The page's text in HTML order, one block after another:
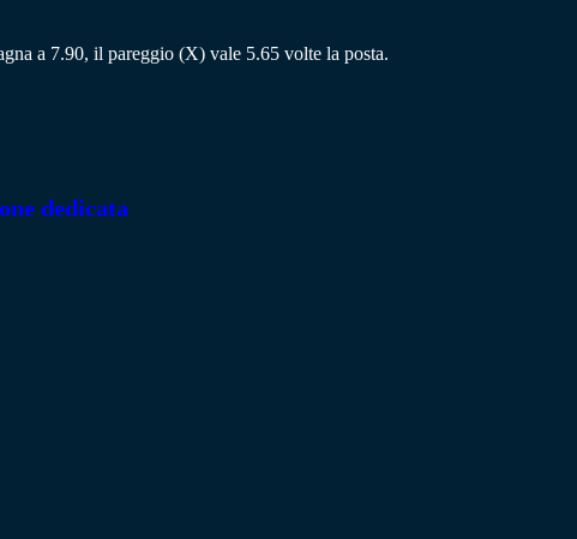
a 7.90, il pareggio (X) vale 5.65 volte la posta.
dedicata